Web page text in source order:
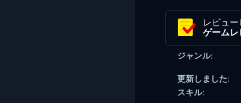
レビュ
ゲーム
ジャンル:
更新しました:
スキル: